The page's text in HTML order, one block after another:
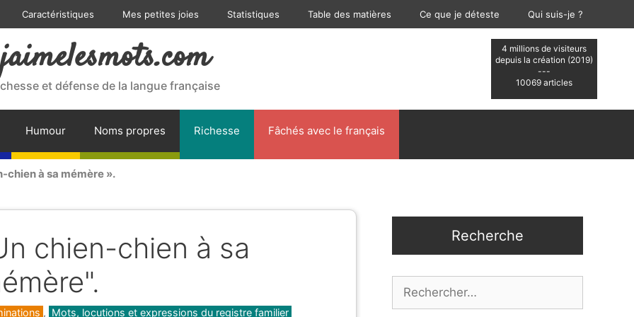
Caractéristiques Mes petites joies Statistiques Table des matières Ce que je déteste Qui suis-je ?
4 millions de visiteurs
depuis la création (2019)
---
10069 articles
jaimelesmots.com
et défense de la langue française
Humour Noms propres Richesse Fâchés avec le français
chien à sa mémère ».
chien-chien à sa
, Mots, locutions et expressions du registre familier
Recherche